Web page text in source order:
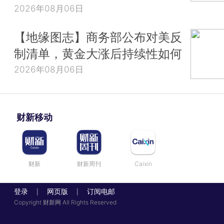
2026年08月06日
【地缘图志】商务部公布对美反
制清单，黄金大涨后持续性如何
2026年08月06日
财新移动
财新 财新周刊 Caixin
登录 网页版 订阅电邮
Copyright 财新网 All Rights Reserved